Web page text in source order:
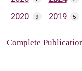
2020 9 2019 5
Complete